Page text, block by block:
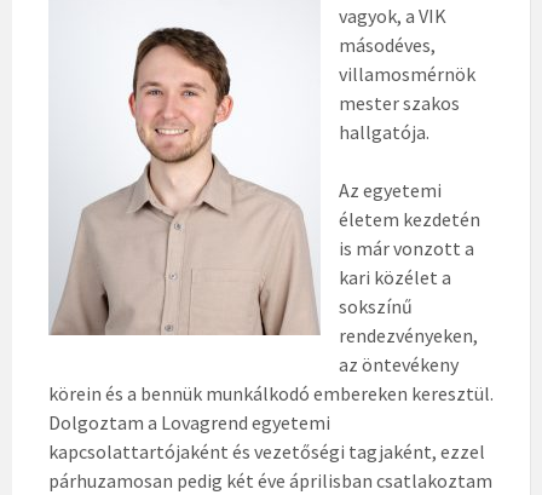
vagyok, a VIK
másodéves,
villamosmérnök
mester szakos
hallgatója.
Az egyetemi
életem kezdetén
is már vonzott a
kari közélet a
sokszínű
rendezvényeken,
az öntevékeny
körein és a bennük munkálkodó embereken keresztül.
Dolgoztam a Lovagrend egyetemi
kapcsolattartójaként és vezetőségi tagjaként, ezzel
párhuzamosan pedig két éve áprilisban csatlakoztam